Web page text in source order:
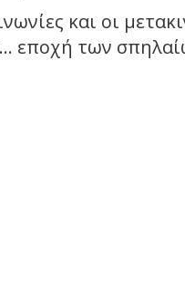
και οι
εποχή των